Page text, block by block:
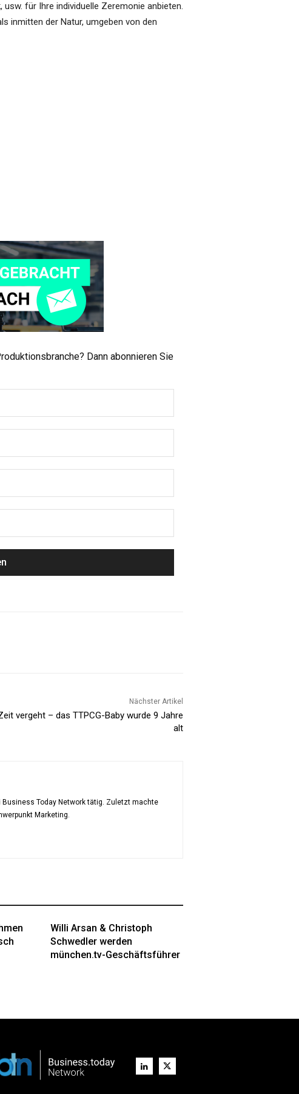
usw. für Ihre individuelle Zeremonie anbieten.
inmitten der Natur, umgeben von den
Dann abonnieren Sie
Nächster Artikel
vergeht – das TTPCG-Baby wurde 9 Jahre
alt
Today Network tätig. Zuletzt machte
Marketing.
Willi Arsan & Christoph
Schwedler werden
münchen.tv-Geschäftsführer